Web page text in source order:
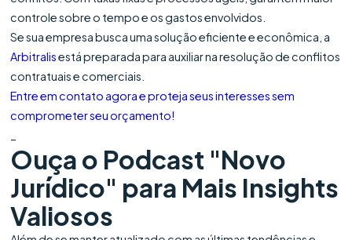
controle sobre o tempo e os gastos envolvidos.
Se sua empresa busca uma solução eficiente e econômica, a
Arbitralisestá preparada para auxiliar na resolução de conflitos
contratuais e comerciais.
Entre em contato agora e proteja seus interesses sem
comprometer seu orçamento!
Ouça o Podcast "Novo
Jurídico" para Mais Insights
Valiosos